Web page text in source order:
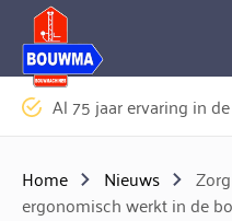
Logo Bouwma
Al 75 jaar ervaring in
Home Nieuws
ergonomisch werkt in de